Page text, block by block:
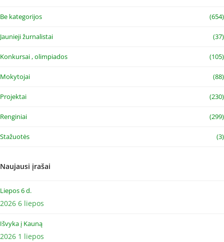
Be kategorijos (654)
Jaunieji žurnalistai (37)
Konkursai , olimpiados (105)
Mokytojai (88)
Projektai (230)
Renginiai (299)
Stažuotės (3)
Naujausi įrašai
Liepos 6 d.
2026 6 liepos
Išvyka į Kauną
2026 1 liepos